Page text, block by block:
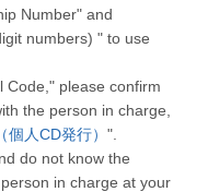
Number" and
numbers) " to use
Code," please confirm
the person in charge,
人CD発行） ".
do not know the
in charge at your